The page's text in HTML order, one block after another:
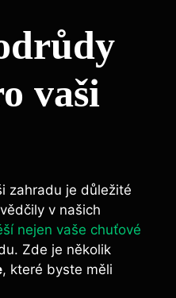
vaši
zahradu je důležité
v našich
nejen vaše chuťové
Zde je několik
, které byste měli